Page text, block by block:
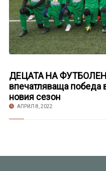
ДЕЦАТА НА
впечатляваща победа
новия сезон
АПРИЛ 8, 2022